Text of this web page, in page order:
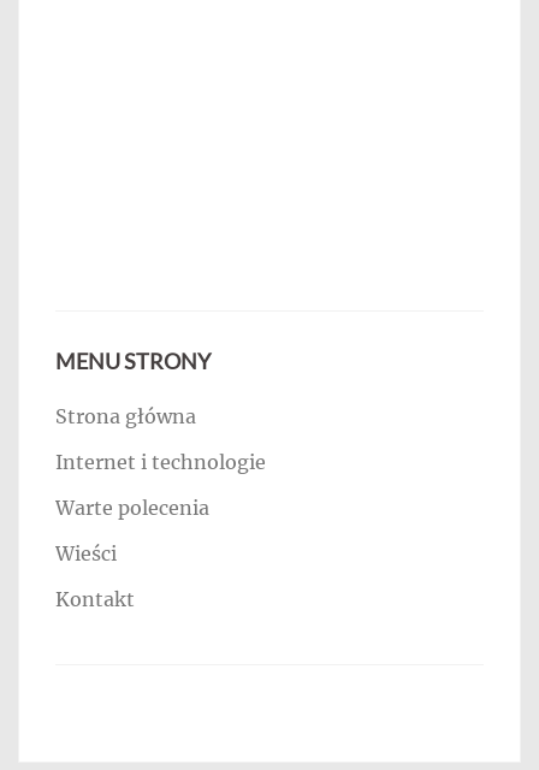
MENU STRONY
Strona główna
Internet i technologie
Warte polecenia
Wieści
Kontakt